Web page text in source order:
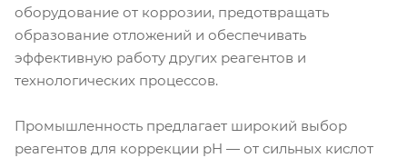
оборудование от коррозии, предотвращать
образование отложений и обеспечивать
эффективную работу других реагентов и
технологических процессов.
Промышленность предлагает широкий выбор
реагентов для коррекции pH — от сильных кислот